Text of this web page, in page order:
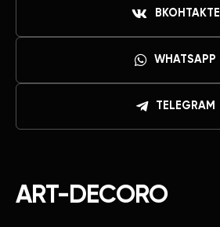
ART-DECORO
ВКОНТАКТЕ
WHATSAPP
TELEGRAM